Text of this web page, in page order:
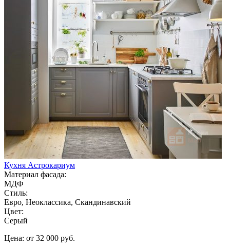
Кухня Астрокариум
Материал фасада:
МДФ
Стиль:
Евро, Неоклассика, Скандинавский
Цвет:
Серый
Цена: от 32 000 руб.